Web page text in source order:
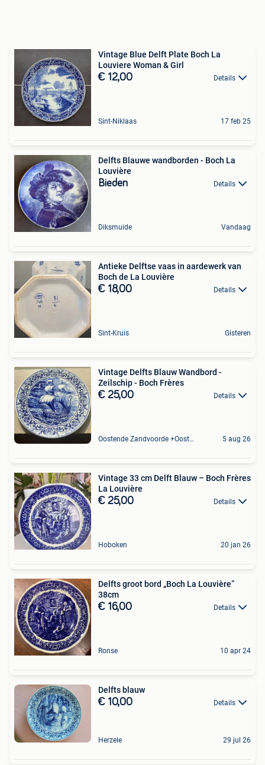
Vintage Blue Delft Plate Boch La
Louviere Woman & Girl
€ 12,00 Details
Sint-Niklaas 17 feb 25
Delfts Blauwe wandborden - Boch La
Louvière
Bieden Details
Diksmuide Vandaag
Antieke Delftse vaas in aardewerk van
Boch de La Louvière
€ 18,00 Details
Sint-Kruis Gisteren
Vintage Delfts Blauw Wandbord -
Zeilschip - Boch Frères
€ 25,00 Details
Oostende Zandvoorde +Oostende 5 aug 26
Vintage 33 cm Delft Blauw – Boch Frères
La Louvière
€ 25,00 Details
Hoboken 20 jan 26
Delfts groot bord „Boch La Louvière”
38cm
€ 16,00 Details
Ronse 10 apr 24
Delfts blauw
€ 10,00 Details
Herzele 29 jul 26